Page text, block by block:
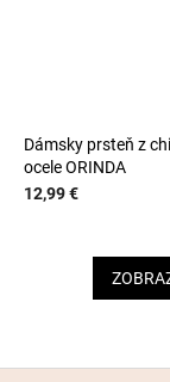
Dámsky prsteň z
ocele ORINDA
12,99 €